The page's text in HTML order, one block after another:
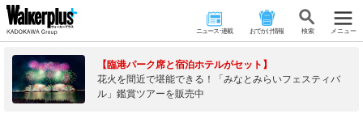
ニュース･連載 おでかけ情報 検 索 メニュー
【臨港パーク席と宿泊ホテルがセット】
花火を間近で堪能できる！「みなとみらいフェスティバ
ル」鑑賞ツアーを販売中